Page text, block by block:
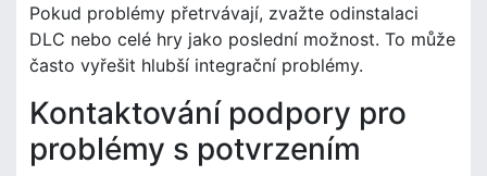
Pokud problémy přetrvávají, zvažte odinstalaci
DLC nebo celé hry jako poslední možnost. To může
často vyřešit hlubší integrační problémy.
Kontaktování podpory pro
problémy s potvrzením